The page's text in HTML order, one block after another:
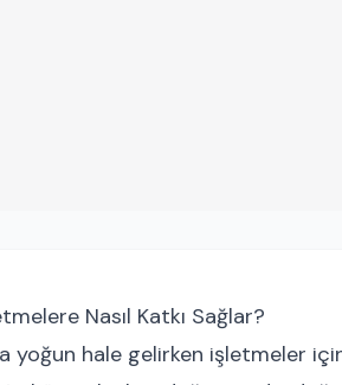
Nasıl Katkı Sağlar?
hale gelirken işletmeler